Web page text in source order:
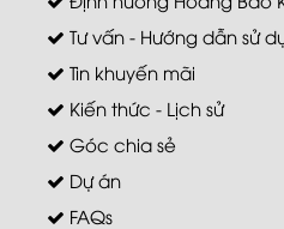
Tư vấn - Hướng dẫn sử
Tin khuyến mãi
Kiến thức - Lịch sử
Góc chia sẻ
Dự án
FAQs